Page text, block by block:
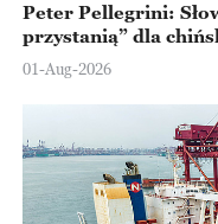
Peter Pellegrini:
przystanią” dla
Europejskiej
01-Aug-2026